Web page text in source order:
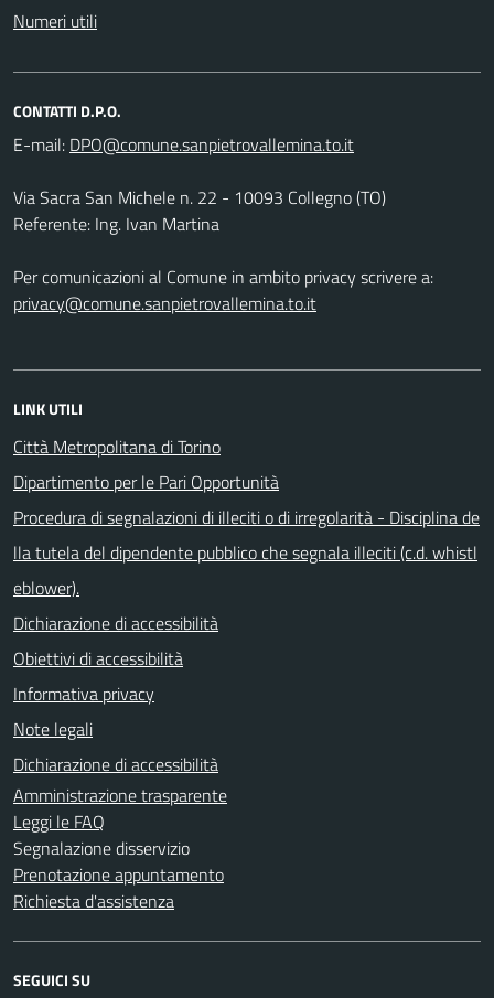
Numeri utili
CONTATTI D.P.O.
E-mail:
Via Sacra San Michele n. 22 - 10093 Collegno (TO)
Referente: Ing. Ivan Martina
Per comunicazioni al Comune in ambito privacy scrivere a:
privacy@comune.sanpietrovallemina.to.it
LINK UTILI
Città Metropolitana di Torino
Dipartimento per le Pari Opportunità
Procedura di segnalazioni di illeciti o di irregolarità - Disciplina de
lla tutela del dipendente pubblico che segnala illeciti (c.d. whistl
eblower).
Dichiarazione di accessibilità
Obiettivi di accessibilità
Informativa privacy
Note legali
Dichiarazione di accessibilità
Amministrazione trasparente
Leggi le FAQ
Segnalazione disservizio
Prenotazione appuntamento
Richiesta d'assistenza
SEGUICI SU